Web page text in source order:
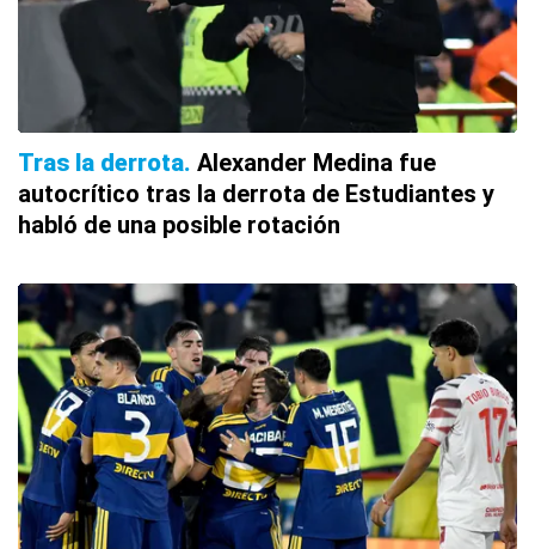
Tras la derrota Alexander Medina fue
autocrítico tras la derrota de Estudiantes y
habló de una posible rotación